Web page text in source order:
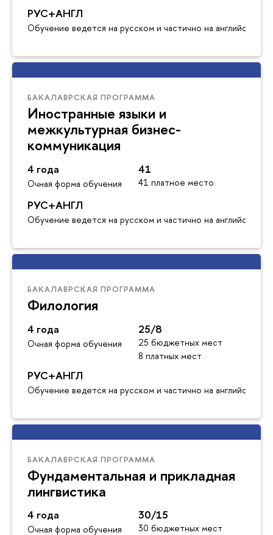
РУС+АНГЛ
Обучение ведется на русском и частично на английском
БАКАЛАВРСКАЯ ПРОГРАММА
Иностранные языки и
межкультурная бизнес-
коммуникация
4 года
Очная форма обучения
41
41 платное место
РУС+АНГЛ
Обучение ведется на русском и частично на английском
БАКАЛАВРСКАЯ ПРОГРАММА
Филология
4 года
Очная форма обучения
25/8
25 бюджетных мест
8 платных мест
РУС+АНГЛ
Обучение ведется на русском и частично на английском
БАКАЛАВРСКАЯ ПРОГРАММА
Фундаментальная и прикладная
лингвистика
4 года
Очная форма обучения
30/15
30 бюджетных мест